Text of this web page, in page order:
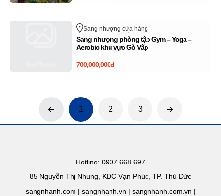
Sang nhượng cửa hàng
Chiều ngang mặt bằng: 12mPhan Văn Trị
Quận Gò VấpHồ Chí Minh
Sang nhượng phòng tập Gym – Yoga –
Aerobic khu vực Gò Vấp
700,000,000đ
1 2 3
Hotline: 0907.668.697
85 Nguyễn Thị Nhung, KDC Vạn Phúc, TP. Thủ Đức
sangnhanh.com | sangnhanh.vn | sangnhanh.com.vn |